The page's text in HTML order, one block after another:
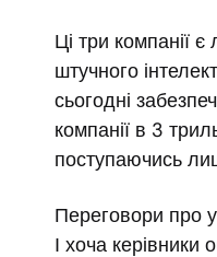
Ці три компанії є
штучного
сьогодні
компанії в 3
поступаючись
Переговори про
І хоча керівники